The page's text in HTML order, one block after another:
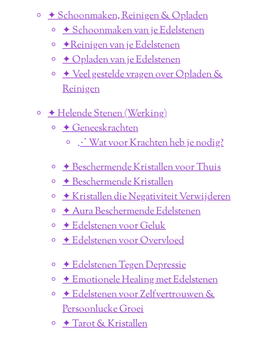
✦ Schoonmaken, Reinigen & Opladen
✦ Schoonmaken van je Edelstenen
✦Reinigen van je Edelstenen
✦ Opladen van je Edelstenen
✦ Veel gestelde vragen over Opladen &
Reinigen
✦ Helende Stenen (Werking)
✦ Geneeskrachten
⋰ Wat voor Krachten heb je nodig?
✦ Beschermende Kristallen voor Thuis
✦ Beschermende Kristallen
✦ Kristallen die Negativiteit Verwijderen
✦ Aura Beschermende Edelstenen
✦ Edelstenen voor Geluk
✦ Edelstenen voor Overvloed
✦ Edelstenen Tegen Depressie
✦ Emotionele Healing met Edelstenen
✦ Edelstenen voor Zelfvertrouwen &
Persoonlucke Groei
✦ Tarot & Kristallen